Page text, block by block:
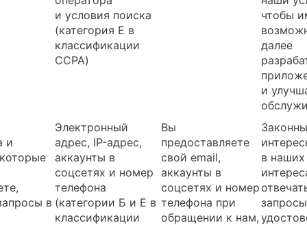
и условия поиска
(категория Е в
классификации
CCPA)
чтобы
далее
и
и
в
Электронный
адрес, IP-адрес,
аккаунты в
соцсетях и номер
телефона
(категории Б и Е в
классификации
Вы
предоставляете
свой email,
аккаунты в
соцсетях и номер
телефона при
обращении к нам,
в